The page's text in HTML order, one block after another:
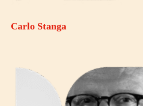
Carlo Stanga